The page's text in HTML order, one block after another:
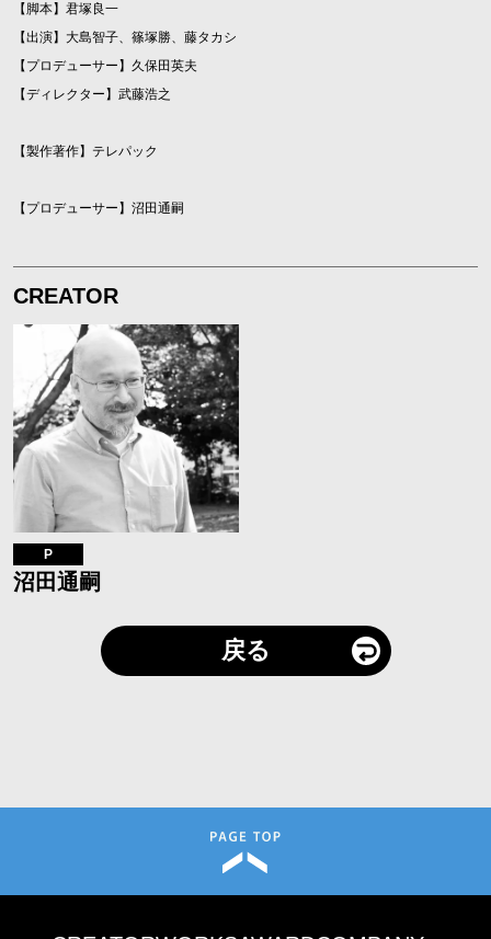
【脚本】君塚良一
【出演】大島智子、篠塚勝、藤タカシ
【プロデューサー】久保田英夫
【ディレクター】武藤浩之
【製作著作】テレパック
【プロデューサー】沼田通嗣
CREATOR
P
沼田通嗣
戻る